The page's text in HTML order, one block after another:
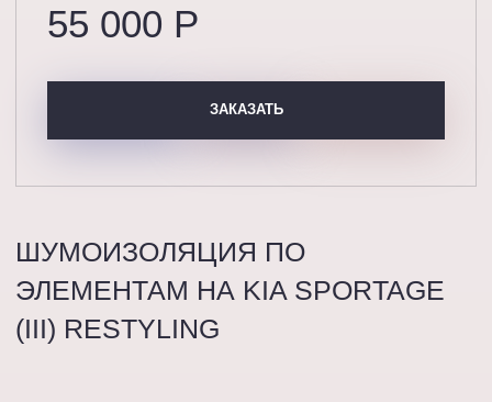
55 000 P
ЗАКАЗАТЬ
ШУМОИЗОЛЯЦИЯ ПО
ЭЛЕМЕНТАМ НА KIA SPORTAGE
(III) RESTYLING